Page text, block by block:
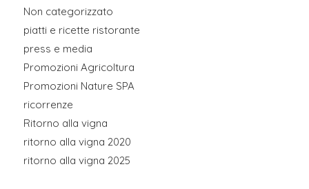
Non categorizzato
piatti e ricette ristorante
press e media
Promozioni Agricoltura
Promozioni Nature SPA
ricorrenze
Ritorno alla vigna
ritorno alla vigna 2020
ritorno alla vigna 2025